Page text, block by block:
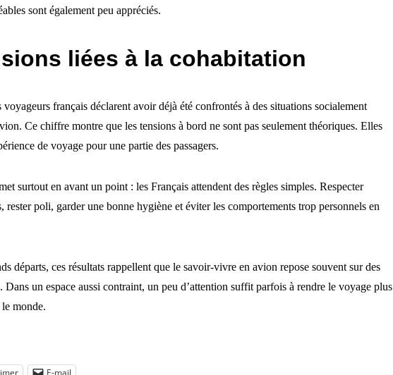
sont également peu appréciés.
liées à la cohabitation
français déclarent avoir déjà été confrontés à des situations socialement
Ce chiffre montre que les tensions à bord ne sont pas seulement théoriques. Elles
de voyage pour une partie des passagers.
surtout en avant un point : les Français attendent des règles simples. Respecter
rester poli, garder une bonne hygiène et éviter les comportements trop personnels en
départs, ces résultats rappellent que le savoir-vivre en avion repose souvent sur des
Dans un espace aussi contraint, un peu d’attention suffit parfois à rendre le voyage plus
monde.
E-mail